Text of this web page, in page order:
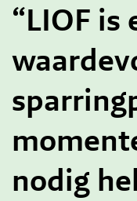
“LIOF is
nodig